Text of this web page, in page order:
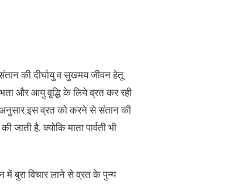
की दीर्घायु व सुखमय जीवन हेतू
और आयु वृ्द्धि के लिये व्रत कर रही
इस व्रत को करने से संतान की
जाती है.क्योकि माता पार्वती भी
बुरा विचार लाने से व्रत के पुन्य